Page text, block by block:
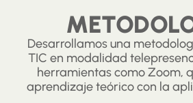
Desarrollamos una
TIC en modalidad
herramientas como Zoom,
aprendizaje teórico con la